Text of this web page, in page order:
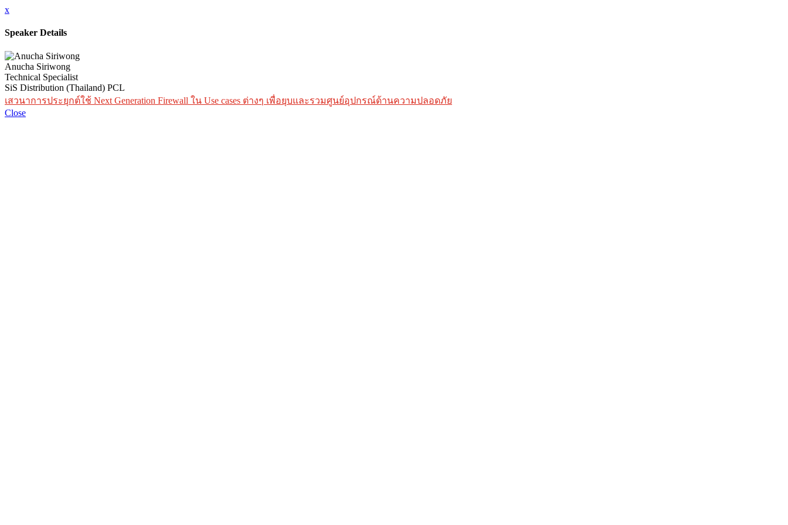
x
Speaker Details
Anucha Siriwong
Technical Specialist
SiS Distribution (Thailand) PCL
เสวนาการประยุกต์ใช้ Next Generation Firewall ใน Use cases ต่างๆ เพื่อยุบและรวมศูนย์อุปกรณ์ด้านความปลอดภัย
Close